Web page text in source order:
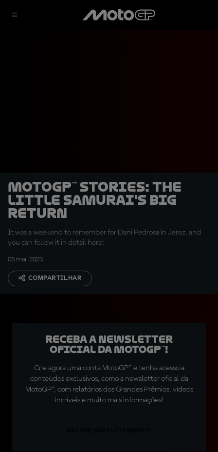
MotoGP™ Stories: The
Little Samurai's Big
Return
It was a weekend to remember for Dani Pedrosa in Jerez, and
you can follow it in detail here!
05 mai. 2023
COMPARTILHAR
Receba a newsletter
oficial da MotoGP™!
Crie agora uma conta MotoGP™ e tenha acesso a
conteúdos exclusivos, como a newsletter oficial da
MotoGP™, com relatórios dos Grandes Prêmios, vídeos
incríveis e muito mais informações!